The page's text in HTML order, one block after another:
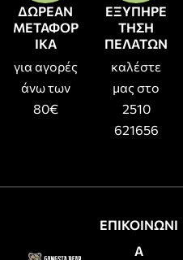
ΔΩΡΕΑΝ
ΜΕΤΑΦΟΡ
ΙΚΑ
για αγορές
άνω των
80€
ΕΞΥΠΗΡΕ
ΤΗΣΗ
ΠΕΛΑΤΩΝ
καλέστε
μας στο
2510
621656
ΕΠΙΚΟΙΝΩΝΙ
Α